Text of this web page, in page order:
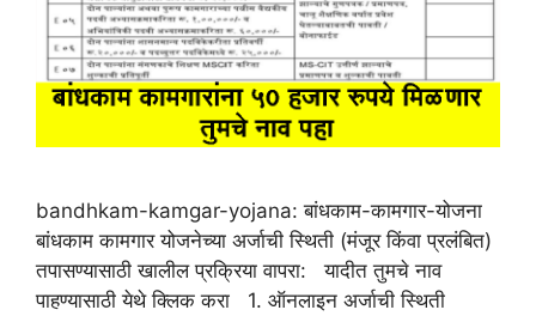
bandhkam-kamgar-yojana: बांधकाम-कामगार-योजना
बांधकाम कामगार योजनेच्या अर्जाची स्थिती (मंजूर किंवा प्रलंबित)
तपासण्यासाठी खालील प्रक्रिया वापरा: यादीत तुमचे नाव
पाहण्यासाठी येथे क्लिक करा 1. ऑनलाइन अर्जाची स्थिती